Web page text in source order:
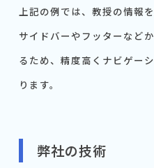
上記の例では、教授の情報
サイドバーやフッターなど
るため、精度高くナビゲー
ります。
弊社の技術